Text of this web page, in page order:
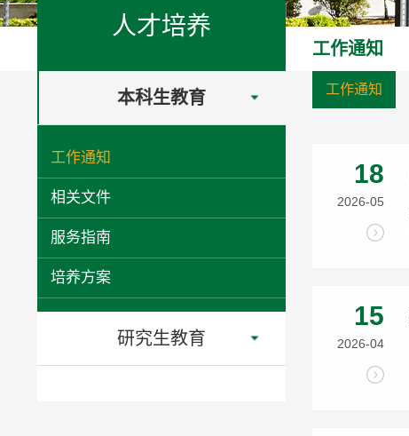
人才培养
本科生教育
工作通知
相关文件
服务指南
培养方案
研究生教育
工作通知
工作通知
18
2026-05
15
2026-04